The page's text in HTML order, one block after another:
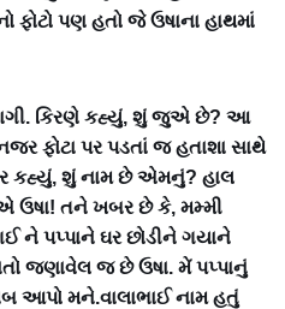
ફોટો પણ હતો જે ઉષાના હાથમાં
લાગી. કિરણે કહ્યું, શું જુએ છે? આ
ફોટા પર પડતાં જ હતાશા સાથે
કહ્યું, શું નામ છે એમનું? હાલ
ઉષા! તને ખબર છે કે, મમ્મી
ને પપ્પાને ઘર છોડીને ગયાને
જણાવેલ જ છે ઉષા. મેં પપ્પાનું
આપો મને.વાલાભાઈ નામ હતું